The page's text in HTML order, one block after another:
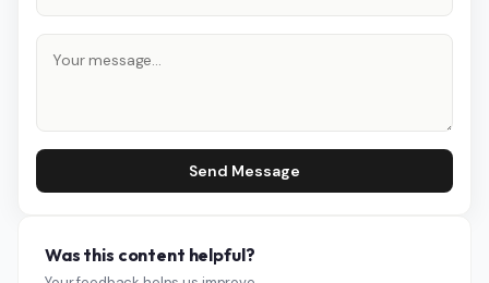
Send Message
Was this content helpful?